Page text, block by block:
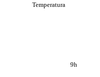
Temperatura
9h